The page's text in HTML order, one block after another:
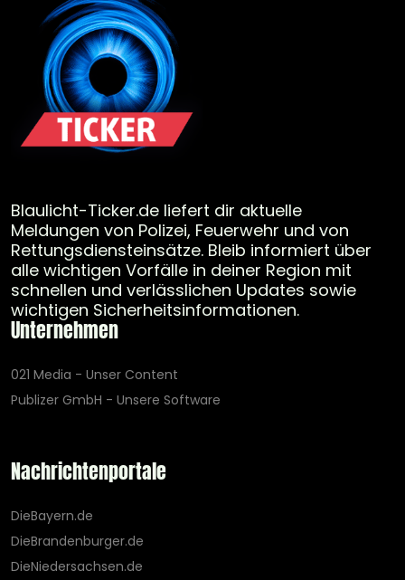
Blaulicht-Ticker.de liefert dir aktuelle
Meldungen von Polizei, Feuerwehr und von
Rettungsdiensteinsätze. Bleib informiert über
alle wichtigen Vorfälle in deiner Region mit
schnellen und verlässlichen Updates sowie
wichtigen Sicherheitsinformationen.
Unternehmen
021 Media - Unser Content
Publizer GmbH - Unsere Software
Nachrichtenportale
DieBayern.de
DieBrandenburger.de
DieNiedersachsen.de